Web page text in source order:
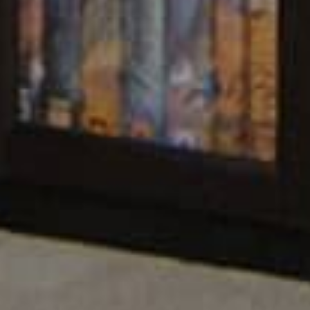
of legends.
29,332
From the everlasting classics to
literature of the future generation.